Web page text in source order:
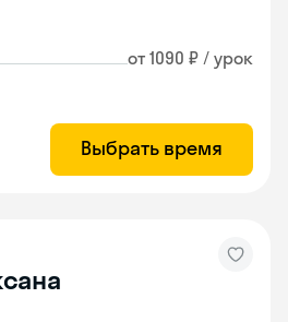
от 1090 ₽ / урок
Выбрать время